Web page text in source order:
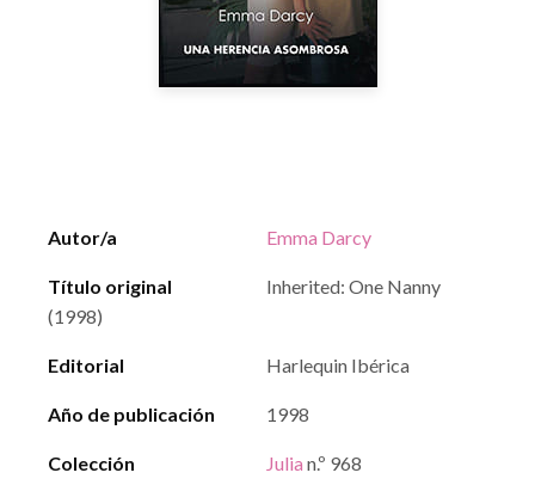
Autor/a Emma Darcy
Título original
Inherited: One Nanny
(1998)
Editorial Harlequin Ibérica
Año de publicación 1998
Colección Julia n.º 968